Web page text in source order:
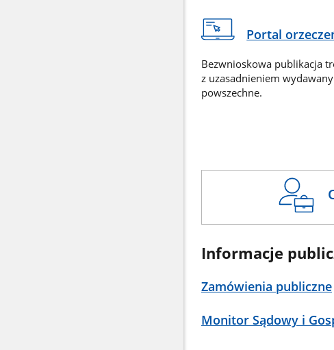
Portal
Bezwnioskowa publikacja
z uzasadnieniem
powszechne.
Informacje
Zamówienia publiczne
Monitor Sądowy i